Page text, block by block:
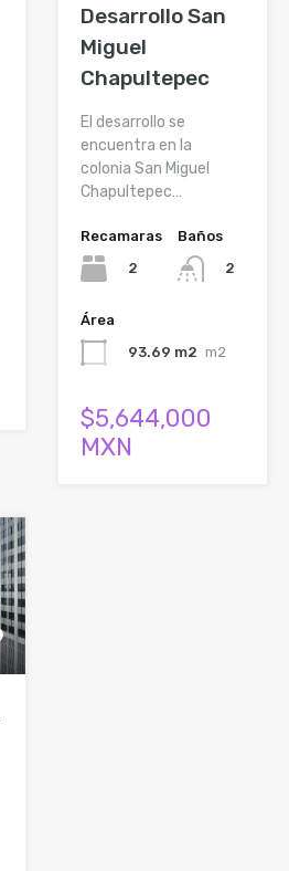
Desarrollo San
Miguel
Chapultepec
El desarrollo se
encuentra en la
colonia San Miguel
Chapultepec…
Recamaras
2
Baños
2
Área
93.69 m2 m2
$5,644,000
MXN